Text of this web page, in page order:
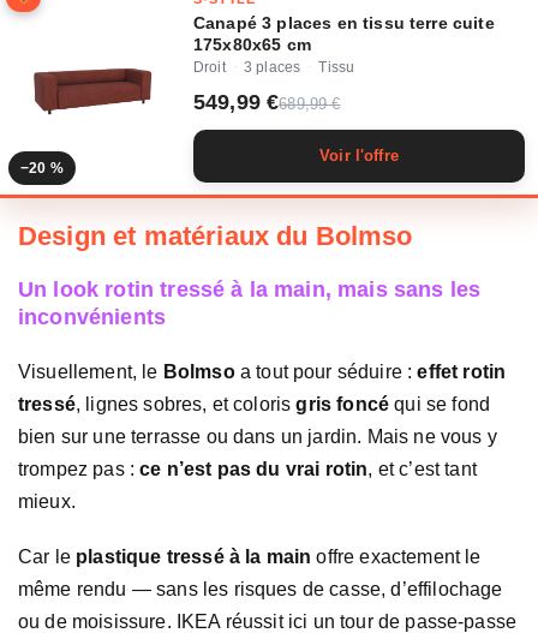
−20 %
Canapé 3 places en tissu terre cuite
175x80x65 cm
Droit · 3 places · Tissu
549,99 €689,99 €
Voir l'offre
Design et matériaux du Bolmso
Un look rotin tressé à la main, mais sans les
inconvénients
Visuellement, le Bolmsoa tout pour séduire :effet rotin
tressé, lignes sobres, et colorisgris foncé qui se fond
bien sur une terrasse ou dans un jardin. Mais ne vous y
trompez pas :ce n’est pas du vrai rotin, et c’est tant
mieux.
Car le plastique tressé à la main offre exactement le
même rendu — sans les risques de casse, d’effilochage
ou de moisissure. IKEA réussit ici un tour de passe-passe